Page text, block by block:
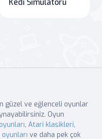
Kedi Simülatörü
güzel ve eğlenceli oyunlar
Oyun
, Atari klasikleri,
ve daha pek çok